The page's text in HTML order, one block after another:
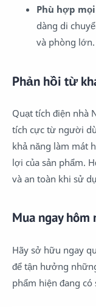
Phù hợp
dàng di
và phòng lớn.
Phản hồi từ
Quạt tích điện nhà
tích cực từ người
khả năng làm mát
lợi của sản phẩm.
và an toàn khi sử
Mua ngay hôm
Hãy sở hữu ngay
để tận hưởng
phẩm hiện đang có